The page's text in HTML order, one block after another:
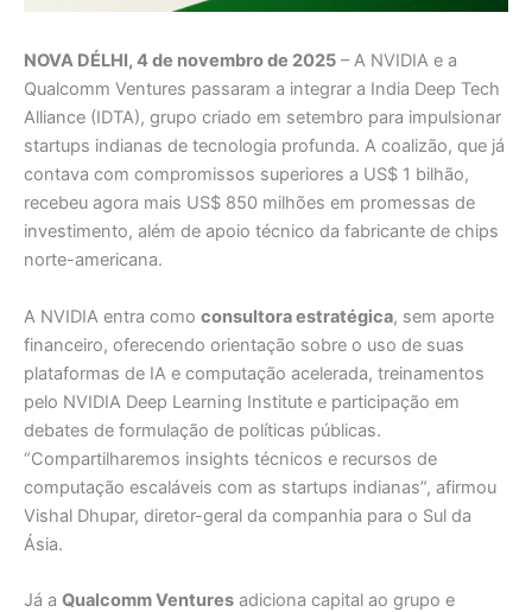
NOVA DÉLHI, 4 de novembro de 2025 – A NVIDIA e a
Qualcomm Ventures passaram a integrar a India Deep Tech
Alliance (IDTA), grupo criado em setembro para impulsionar
startups indianas de tecnologia profunda. A coalizão, que já
contava com compromissos superiores a US$ 1 bilhão,
recebeu agora mais US$ 850 milhões em promessas de
investimento, além de apoio técnico da fabricante de chips
norte-americana.
A NVIDIA entra como consultora estratégica, sem aporte
financeiro, oferecendo orientação sobre o uso de suas
plataformas de IA e computação acelerada, treinamentos
pelo NVIDIA Deep Learning Institute e participação em
debates de formulação de políticas públicas.
“Compartilharemos insights técnicos e recursos de
computação escaláveis com as startups indianas”, afirmou
Vishal Dhupar, diretor-geral da companhia para o Sul da
Ásia.
Já a Qualcomm Ventures adiciona capital ao grupo e